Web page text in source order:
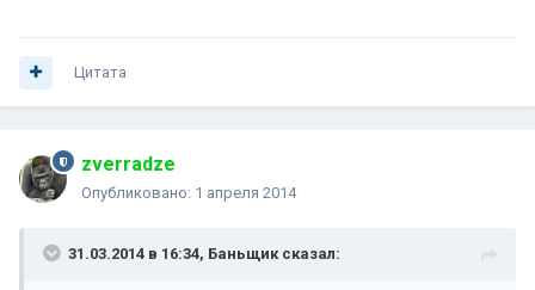
Цитата
zverradze
Опубликовано: 1 апреля 2014
31.03.2014 в 16:34, Баньщик сказал: